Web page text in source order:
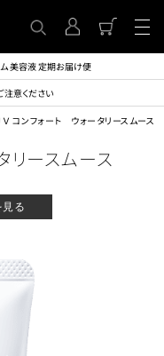
ム 美容液 定期お届け便
注意ください
Ｖ コンフォート ウォータリースムース
リースムース
る